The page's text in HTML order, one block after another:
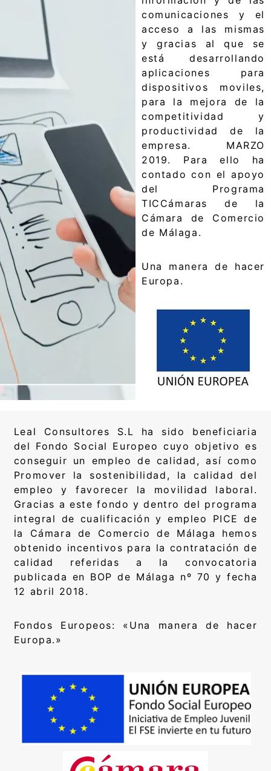
comunicaciones y el
acceso a las mismas
y gracias al que se
está desarrollando
aplicaciones para
dispositivos moviles,
para la mejora de la
competitividad y
productividad de la
empresa. MARZO
2019. Para ello ha
contado con el apoyo
del Programa
TICCámaras de la
Cámara de Comercio
de Málaga.
Una manera de hacer
Europa.
Leal Consultores S.L ha sido beneficiaria
del Fondo Social Europeo cuyo objetivo es
conseguir un empleo de calidad, así como
Promover la sostenibilidad, la calidad del
empleo y favorecer la movilidad laboral.
Gracias a este fondo y dentro del programa
integral de cualificación y empleo PICE de
la Cámara de Comercio de Málaga hemos
obtenido incentivos para la contratación de
calidad referidas a la convocatoria
publicada en BOP de Málaga nº 70 y fecha
12 abril 2018.
Fondos Europeos: «Una manera de hacer
Europa.»